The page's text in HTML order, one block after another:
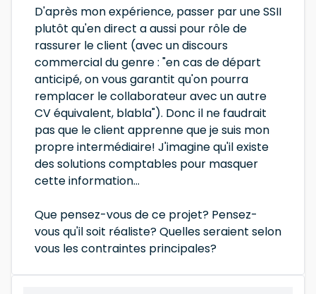
D'après mon expérience, passer par une SSII
plutôt qu'en direct a aussi pour rôle de
rassurer le client (avec un discours
commercial du genre : "en cas de départ
anticipé, on vous garantit qu'on pourra
remplacer le collaborateur avec un autre
CV équivalent, blabla"). Donc il ne faudrait
pas que le client apprenne que je suis mon
propre intermédiaire! J'imagine qu'il existe
des solutions comptables pour masquer
cette information...
Que pensez-vous de ce projet? Pensez-
vous qu'il soit réaliste? Quelles seraient selon
vous les contraintes principales?